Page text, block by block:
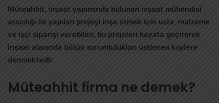
Müteahhit, inşaat yapımında bulunan inşaat mühendisi
aracılığı ile yapılan projeyi inşa etmek için usta, malzeme
ve işçi siparişi verebilen, bu projeleri hayata geçirerek
inşaat alanında bütün sorumlulukları üstlenen kişilere
denmektedir.
Müteahhit firma ne demek?